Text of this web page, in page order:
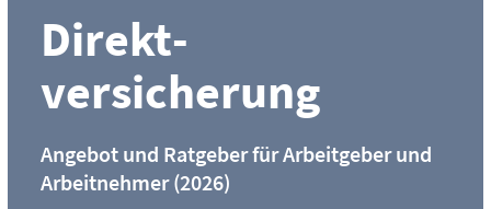
Direkt­
versicherung
Angebot und Ratgeber für Arbeitgeber und
Arbeitnehmer (2026)